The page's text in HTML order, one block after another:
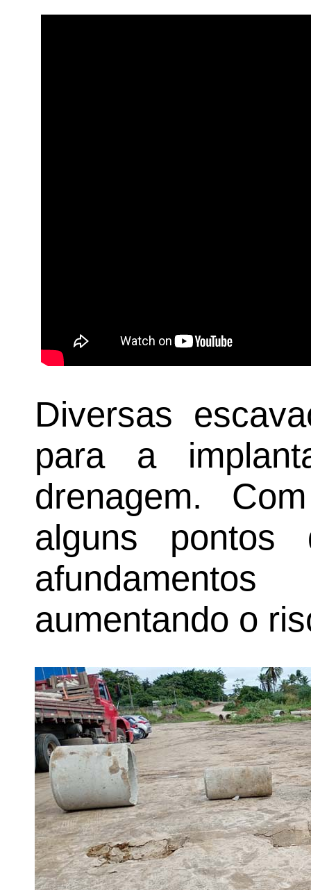
Diversas
para a
drenagem.
alguns pontos
aumentando o